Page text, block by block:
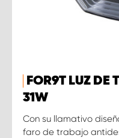
FOR9T LUZ
31W
Con su llamativo
faro de trabajo